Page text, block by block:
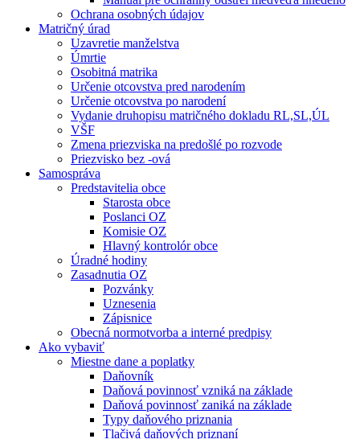
Ochrana osobných údajov
Matričný úrad
Uzavretie manželstva
Úmrtie
Osobitná matrika
Určenie otcovstva pred narodením
Určenie otcovstva po narodení
Vydanie druhopisu matričného dokladu RL,SL,ÚL
VŠF
Zmena priezviska na predošlé po rozvode
Priezvisko bez -ová
Samospráva
Predstavitelia obce
Starosta obce
Poslanci OZ
Komisie OZ
Hlavný kontrolór obce
Úradné hodiny
Zasadnutia OZ
Pozvánky
Uznesenia
Zápisnice
Obecná normotvorba a interné predpisy
Ako vybaviť
Miestne dane a poplatky
Daňovník
Daňová povinnosť vzniká na základe
Daňová povinnosť zaniká na základe
Typy daňového priznania
Tlačivá daňových priznaní